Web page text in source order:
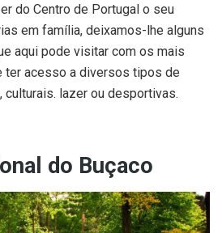
do Centro de Portugal o seu
em família, deixamos-lhe alguns
aqui pode visitar com os mais
ter acesso a diversos tipos de
culturais. lazer ou desportivas.
do Buçaco